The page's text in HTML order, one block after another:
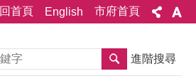
回首頁 English 市府首頁
搜尋 進階搜尋